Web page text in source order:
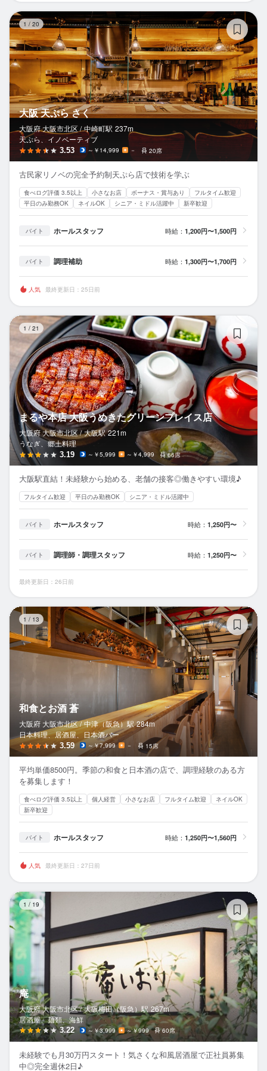
1 / 20
大阪 天ぷら さく
大阪府 大阪市北区 / 中崎町駅 237m
天ぷら、イノベーティブ
3.53 ～￥14,999 － 20席
古民家リノベの完全予約制天ぷら店で技術を学ぶ
食べログ評価 3.5以上 小さなお店 ボーナス・賞与あり
フルタイム歓迎
平日のみ勤務OK
ネイルOK シニア・ミドル活躍中 新卒歓迎
バイト ホールスタッフ 時給： 1,200円〜1,500円
バイト 調理補助 時給： 1,300円〜1,700円
人気 最終更新日：25日前
1 / 21
まるや本店 大阪うめきたグリーンプレイス店
大阪府 大阪市北区 / 大阪駅 221m
うなぎ、郷土料理
3.19 ～￥5,999 ～￥4,999 66席
大阪駅直結！未経験から始める、老舗の接客◎働きやすい環境♪
フルタイム歓迎 平日のみ勤務OK シニア・ミドル活躍中
バイト ホールスタッフ 時給： 1,250円〜
バイト 調理師・調理スタッフ 時給： 1,250円〜
最終更新日：26日前
1 / 13
和食とお酒 蒼
大阪府 大阪市北区 / 中津（阪急）駅 284m
日本料理、居酒屋、日本酒バー
3.59 ～￥7,999 － 15席
平均単価8500円。季節の和食と日本酒の店で、調理経験のある方
を募集します！
食べログ評価 3.5以上 個人経営 小さなお店 フルタイム歓迎
ネイルOK
新卒歓迎
バイト ホールスタッフ 時給： 1,250円〜1,560円
人気 最終更新日：27日前
1 / 19
庵
大阪府 大阪市北区 / 大阪梅田（阪急）駅 267m
居酒屋、麺類、海鮮
3.22 ～￥3,999 ～￥999 60席
未経験でも月30万円スタート！気さくな和風居酒屋で正社員募集
中◎完全週休2日♪